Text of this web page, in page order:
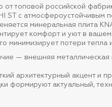
топовой российской
ST с
минеральная плита
комфорт и уют в
минимизирует потери
— внешняя
архитектурный акцент и
формируют актуальный,